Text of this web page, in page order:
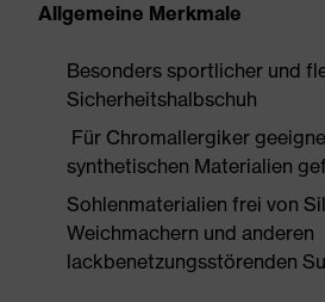
Allgemeine Merkmale
Besonders sportlicher und
Sicherheitshalbschuh
Für Chromallergiker
synthetischen Materialien
Sohlenmaterialien frei von
Weichmachern und anderen
lackbenetzungsstörenden